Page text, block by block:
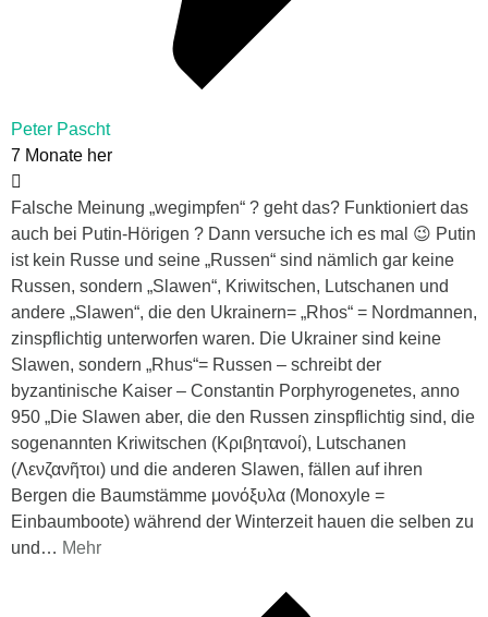
Peter Pascht
7 Monate her
Falsche Meinung „wegimpfen“ ? geht das? Funktioniert das
auch bei Putin-Hörigen ? Dann versuche ich es mal 😉 Putin
ist kein Russe und seine „Russen“ sind nämlich gar keine
Russen, sondern „Slawen“, Kriwitschen, Lutschanen und
andere „Slawen“, die den Ukrainern= „Rhos“ = Nordmannen,
zinspflichtig unterworfen waren. Die Ukrainer sind keine
Slawen, sondern „Rhus“= Russen – schreibt der
byzantinische Kaiser – Constantin Porphyrogenetes, anno
950 „Die Slawen aber, die den Russen zinspflichtig sind, die
sogenannten Kriwitschen (Κριβητανοί), Lutschanen
(Λενζανῆτοι) und die anderen Slawen, fällen auf ihren
Bergen die Baumstämme μονόξυλα (Monoxyle =
Einbaumboote) während der Winterzeit hauen die selben zu
und … Mehr